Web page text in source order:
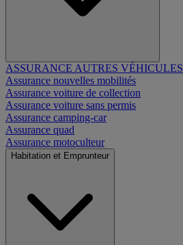
ASSURANCE AUTRES VÉHICULES
Assurance nouvelles mobilités
Assurance voiture de collection
Assurance voiture sans permis
Assurance camping-car
Assurance quad
Assurance motoculteur
Habitation et Emprunteur